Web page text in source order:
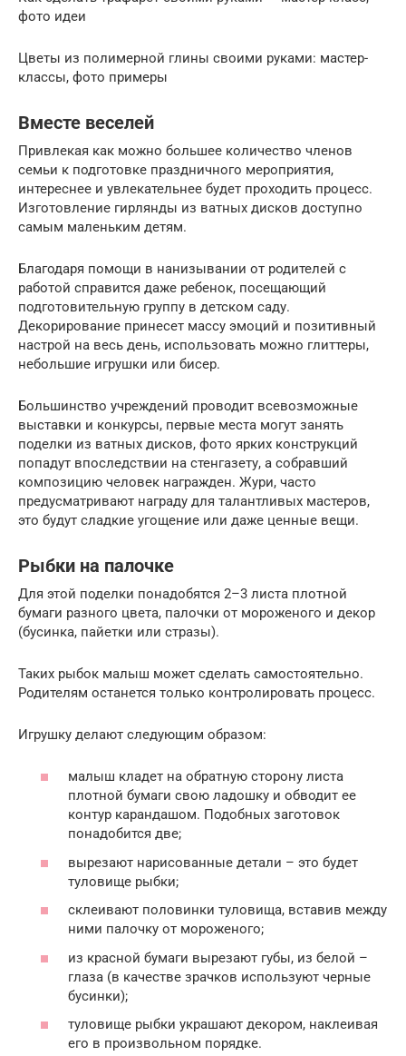
фото идеи
Цветы из полимерной глины своими руками: мастер-
классы, фото примеры
Вместе веселей
Привлекая как можно большее количество членов
семьи к подготовке праздничного мероприятия,
интереснее и увлекательнее будет проходить процесс.
Изготовление гирлянды из ватных дисков доступно
самым маленьким детям.
Благодаря помощи в нанизывании от родителей с
работой справится даже ребенок, посещающий
подготовительную группу в детском саду.
Декорирование принесет массу эмоций и позитивный
настрой на весь день, использовать можно глиттеры,
небольшие игрушки или бисер.
Большинство учреждений проводит всевозможные
выставки и конкурсы, первые места могут занять
поделки из ватных дисков, фото ярких конструкций
попадут впоследствии на стенгазету, а собравший
композицию человек награжден. Жури, часто
предусматривают награду для талантливых мастеров,
это будут сладкие угощение или даже ценные вещи.
Рыбки на палочке
Для этой поделки понадобятся 2–3 листа плотной
бумаги разного цвета, палочки от мороженого и декор
(бусинка, пайетки или стразы).
Таких рыбок малыш может сделать самостоятельно.
Родителям останется только контролировать процесс.
Игрушку делают следующим образом:
малыш кладет на обратную сторону листа
плотной бумаги свою ладошку и обводит ее
контур карандашом. Подобных заготовок
понадобится две;
вырезают нарисованные детали – это будет
туловище рыбки;
склеивают половинки туловища, вставив между
ними палочку от мороженого;
из красной бумаги вырезают губы, из белой –
глаза (в качестве зрачков используют черные
бусинки);
туловище рыбки украшают декором, наклеивая
его в произвольном порядке.